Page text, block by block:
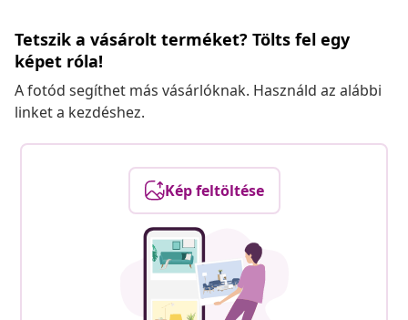
Tetszik a vásárolt terméket? Tölts fel egy
képet róla!
A fotód segíthet más vásárlóknak. Használd az alábbi
linket a kezdéshez.
Kép feltöltése